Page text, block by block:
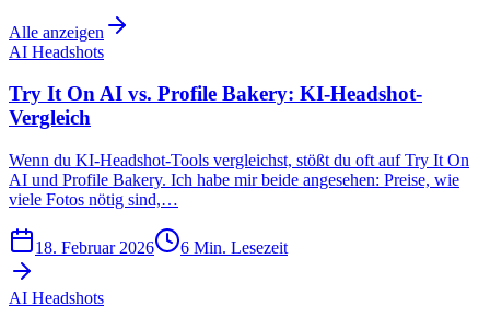
Alle anzeigen
AI Headshots
Try It On AI vs. Profile Bakery: KI-Headshot-
Vergleich
Wenn du KI-Headshot-Tools vergleichst, stößt du oft auf Try It On
AI und Profile Bakery. Ich habe mir beide angesehen: Preise, wie
viele Fotos nötig sind,…
18. Februar 2026 6 Min. Lesezeit
AI Headshots